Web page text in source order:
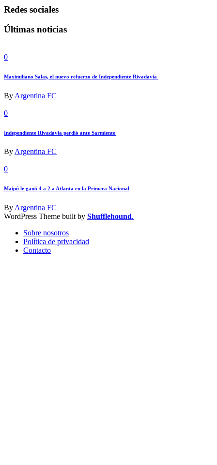
Redes sociales
Últimas noticias
0
Maximiliano Salas, el nuevo refuerzo de Independiente Rivadavia
By Argentina FC
0
Independiente Rivadavia perdió ante Sarmiento
ByArgentina FC
0
Maipú le ganó 4 a 2 a Atlanta en la Primera Nacional
ByArgentina FC
WordPress Theme built by Shufflehound.
Sobre nosotros
Política de privacidad
Contacto